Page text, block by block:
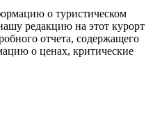
о туристическом
редакцию на этот курорт
отчета, содержащего
о ценах, критические